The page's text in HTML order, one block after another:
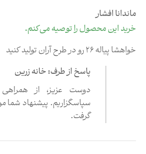
ماندانا افشار
خرید این محصول را توصیه می‌کنم.
خواهشا پیاله ۲۶ رو در طرح آران تولید کنید
پاسخ از طرف: خانه زرین
دوست عزیز،‌ از
سپاسگزاریم. پیشنهاد شما
گرفت.